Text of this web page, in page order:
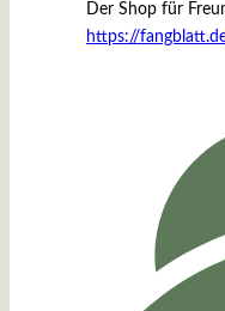
Der Shop für
https://